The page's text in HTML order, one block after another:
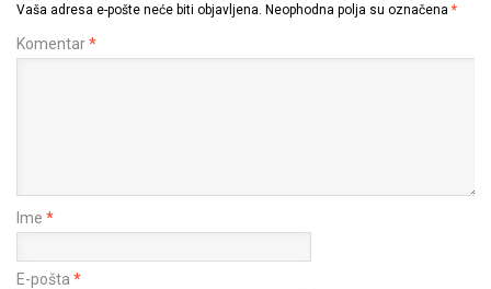
Vaša adresa e-pošte neće biti objavljena. Neophodna polja su označena *
Komentar*
Ime *
E-pošta *